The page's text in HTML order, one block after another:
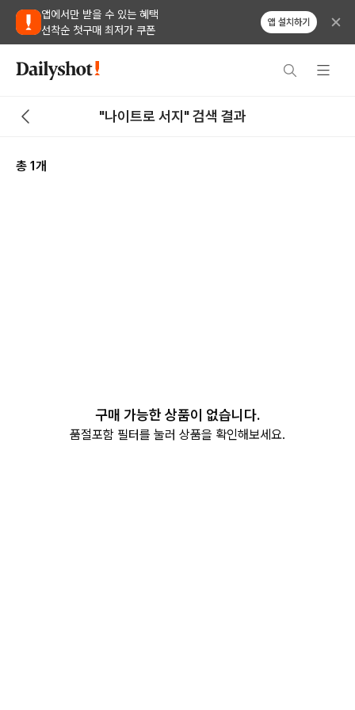
앱에서만 받을 수 있는 혜택
선착순 첫구매 최저가 쿠폰
앱 설치하기
"나이트로 서지" 검색 결과
총 1개
구매 가능한 상품이 없습니다.
품절포함 필터를 눌러 상품을 확인해보세요.